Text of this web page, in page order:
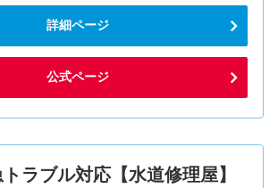
詳細ページ
公式ページ
ラブル対応【水道修理屋】